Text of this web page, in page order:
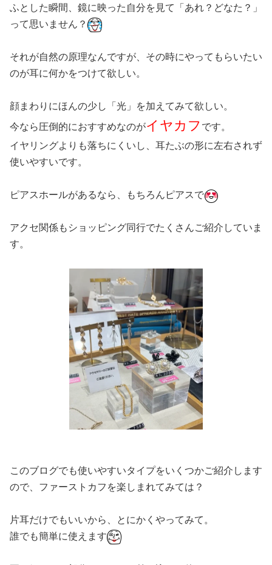
ふとした瞬間、鏡に映った自分を見て「あれ？どなた？」
って思いません？
それが自然の原理なんですが、その時にやってもらいたい
のが耳に何かをつけて欲しい。
顔まわりにほんの少し「光」を加えてみて欲しい。
今なら圧倒的におすすめなのがイヤカフ です。
イヤリングよりも落ちにくいし、耳たぶの形に左右されず
使いやすいです。
ピアスホールがあるなら、もちろんピアスで
アクセ関係もショッピング同行でたくさんご紹介していま
す。
このブログでも使いやすいタイプをいくつかご紹介します
ので、ファーストカフを楽しまれてみては？
片耳だけでもいいから、とにかくやってみて。
誰でも簡単に使えます